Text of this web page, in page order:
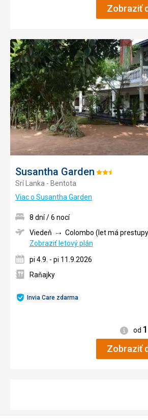
Zobraziť
Susantha Garden Hodnotenie:
Srí Lanka - Bentota
Viac o Susantha Garden
Invia Care zdarma
8 dní / 6 nocí
Viedeň
Colombo (let má
Zobraziť letový plán
pi 4.9. - pi 11.9.2026
Raňajky
od
Zobraziť